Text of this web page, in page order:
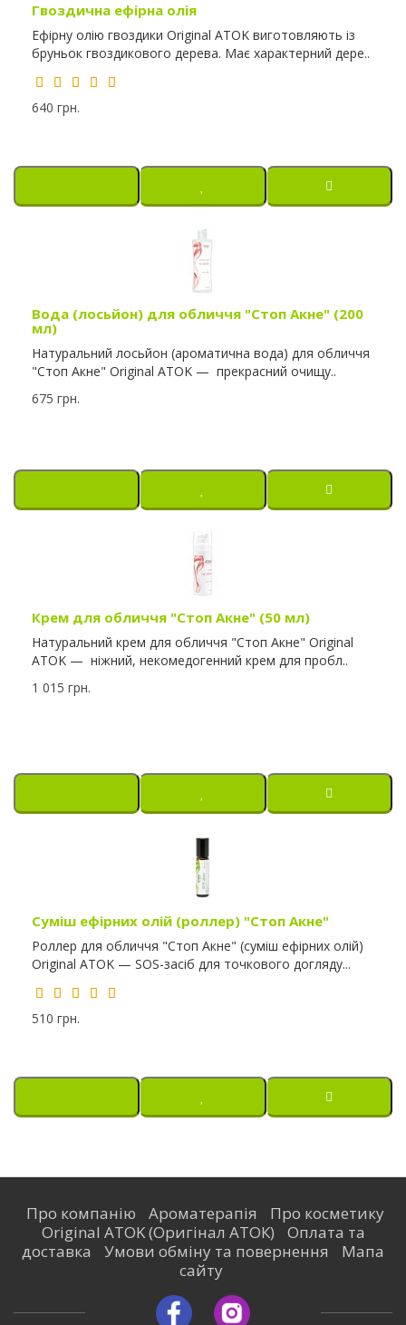
Гвоздична ефірна олія
Ефірну олію гвоздики Original ATOK виготовляють із
бруньок гвоздикового дерева. Має характерний дере..
640 грн.
Вода (лосьйон) для обличчя "Стоп Акне" (200
мл)
Натуральний лосьйон (ароматична вода) для обличчя
"Стоп Акне" Original ATOK — прекрасний очищу..
675 грн.
Крем для обличчя "Стоп Акне" (50 мл)
Натуральний крем для обличчя "Стоп Акне" Original
ATOK — ніжний, некомедогенний крем для пробл..
1 015 грн.
Суміш ефірних олій (роллер) "Стоп Акне"
Роллер для обличчя "Стоп Акне" (суміш ефірних олій)
Original ATOK — SOS-засіб для точкового догляду...
510 грн.
Про компанію Ароматерапія
Про косметику
Original ATOK (Оригінал АТОК)
Оплата та
доставка
Умови обміну та повернення
Мапа
сайту